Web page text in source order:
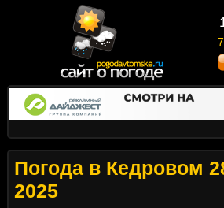
Погода в Кедровом
2025